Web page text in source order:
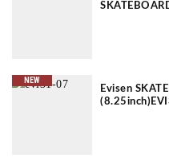
NEW
Evisen